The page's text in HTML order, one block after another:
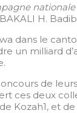
H.
dans le
un milliard
de
ces deux
Kozah1, et